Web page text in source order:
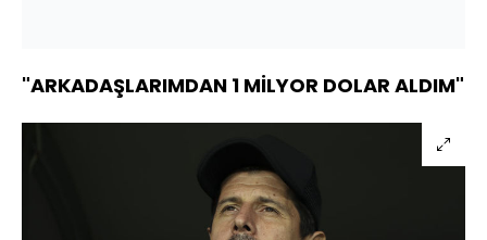
"ARKADAŞLARIMDAN 1 MİLYOR DOLAR ALDIM"